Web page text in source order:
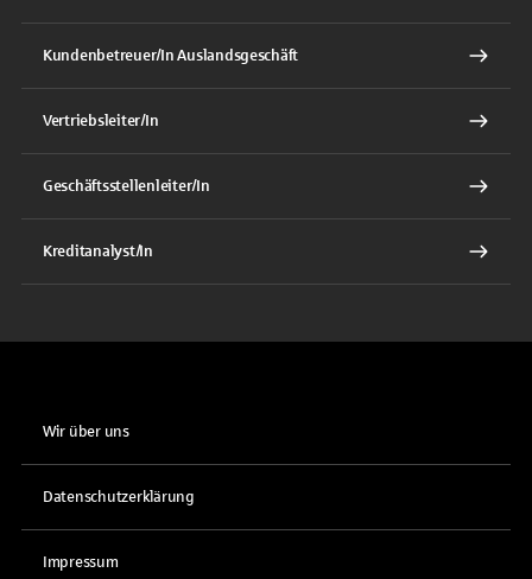
Kundenbetreuer/In Auslandsgeschäft
Vertriebsleiter/In
Geschäftsstellenleiter/In
Kreditanalyst/In
Wir über uns
Datenschutzerklärung
Impressum